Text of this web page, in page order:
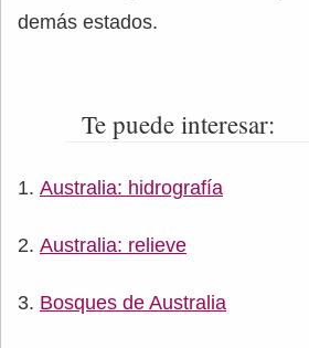
demás estados.
Te puede interesar:
Australia: hidrografía
Australia: relieve
Bosques de Australia